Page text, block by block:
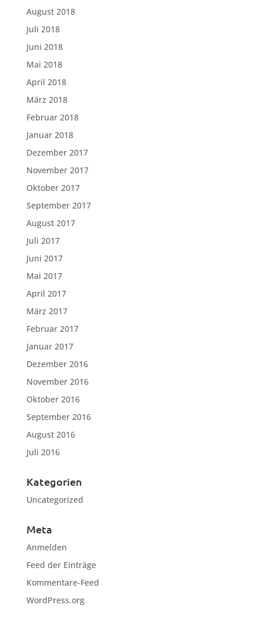
August 2018
Juli 2018
Juni 2018
Mai 2018
April 2018
März 2018
Februar 2018
Januar 2018
Dezember 2017
November 2017
Oktober 2017
September 2017
August 2017
Juli 2017
Juni 2017
Mai 2017
April 2017
März 2017
Februar 2017
Januar 2017
Dezember 2016
November 2016
Oktober 2016
September 2016
August 2016
Juli 2016
Kategorien
Uncategorized
Meta
Anmelden
Feed der Einträge
Kommentare-Feed
WordPress.org